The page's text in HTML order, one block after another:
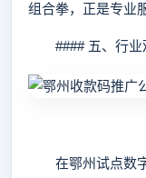
组合拳，正是专业
#### 五、行业
在鄂州试点数字